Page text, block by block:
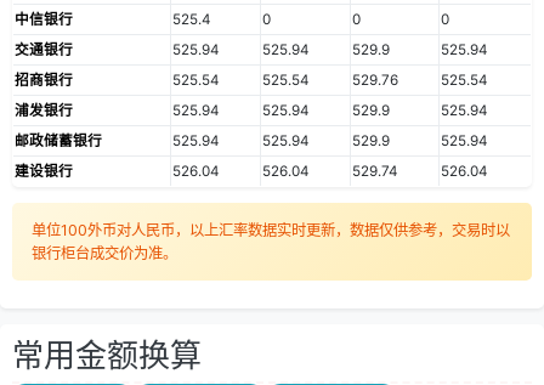
中信银行
525.4 0 0
0
交通银行
525.94 525.94 529.9
525.94
招商银行
525.54 525.54 529.76
525.54
浦发银行
525.94 525.94 529.9
525.94
邮政储蓄银行
525.94 525.94 529.9
525.94
建设银行
526.04 526.04 529.74 526.04
单位100外币对人民币，以上汇率数据实时更新，数据仅供参考，交易时以
银行柜台成交价为准。
常用金额换算